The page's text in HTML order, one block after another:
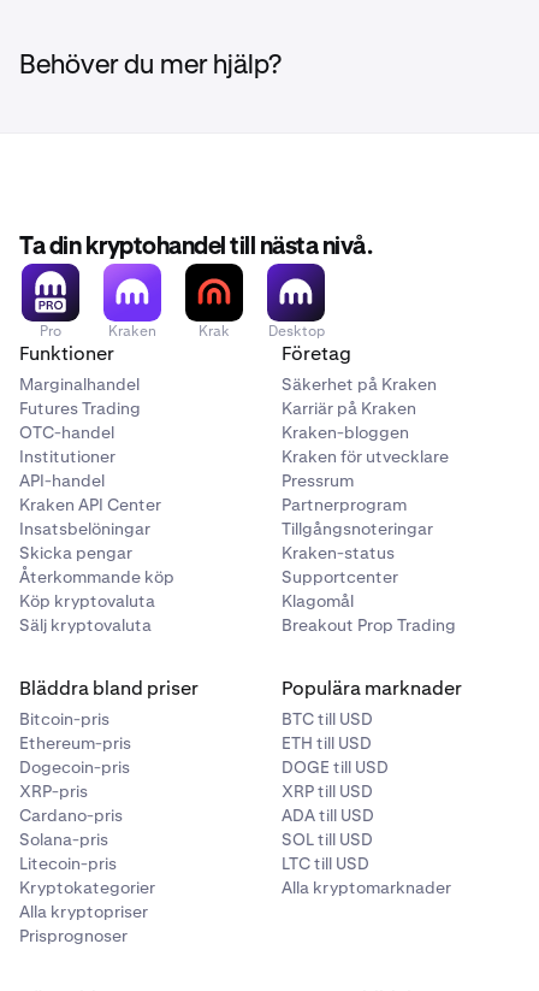
Behöver du mer hjälp?
Ta din kryptohandel till nästa nivå.
Pro Kraken Krak Desktop
Funktioner
Marginalhandel
Futures Trading
OTC-handel
Institutioner
API-handel
Kraken API Center
Insatsbelöningar
Skicka pengar
Återkommande köp
Köp kryptovaluta
Sälj kryptovaluta
Företag
Säkerhet på Kraken
Karriär på Kraken
Kraken-bloggen
Kraken för utvecklare
Pressrum
Partnerprogram
Tillgångsnoteringar
Kraken-status
Supportcenter
Klagomål
Breakout Prop Trading
Bläddra bland priser
Bitcoin-pris
Ethereum-pris
Dogecoin-pris
XRP-pris
Cardano-pris
Solana-pris
Litecoin-pris
Kryptokategorier
Alla kryptopriser
Prisprognoser
Populära marknader
BTC till USD
ETH till USD
DOGE till USD
XRP till USD
ADA till USD
SOL till USD
LTC till USD
Alla kryptomarknader